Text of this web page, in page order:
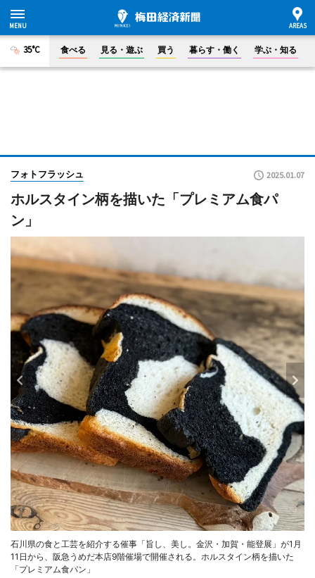
35°C 食べる 見る・遊ぶ 買う 暮らす・働く 学ぶ・知る
フォトフラッシュ 2025.01.07
ホルスタイン柄を描いた「プレミアム食パ
ン」
石川県の食と工芸を紹介する催事「旨し、美し。金沢・加賀・能登展」が1月
11日から、阪急うめだ本店9階催場で開催される。ホルスタイン柄を描いた
「プレミアム食パン」